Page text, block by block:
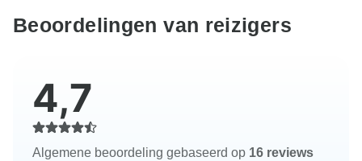
Beoordelingen van reizigers
4,7
Algemene beoordeling gebaseerd op 16 reviews